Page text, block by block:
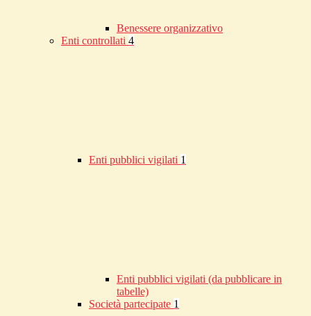
Benessere organizzativo
Enti controllati 4
Enti pubblici vigilati 1
Enti pubblici vigilati (da pubblicare in
tabelle)
Società partecipate 1